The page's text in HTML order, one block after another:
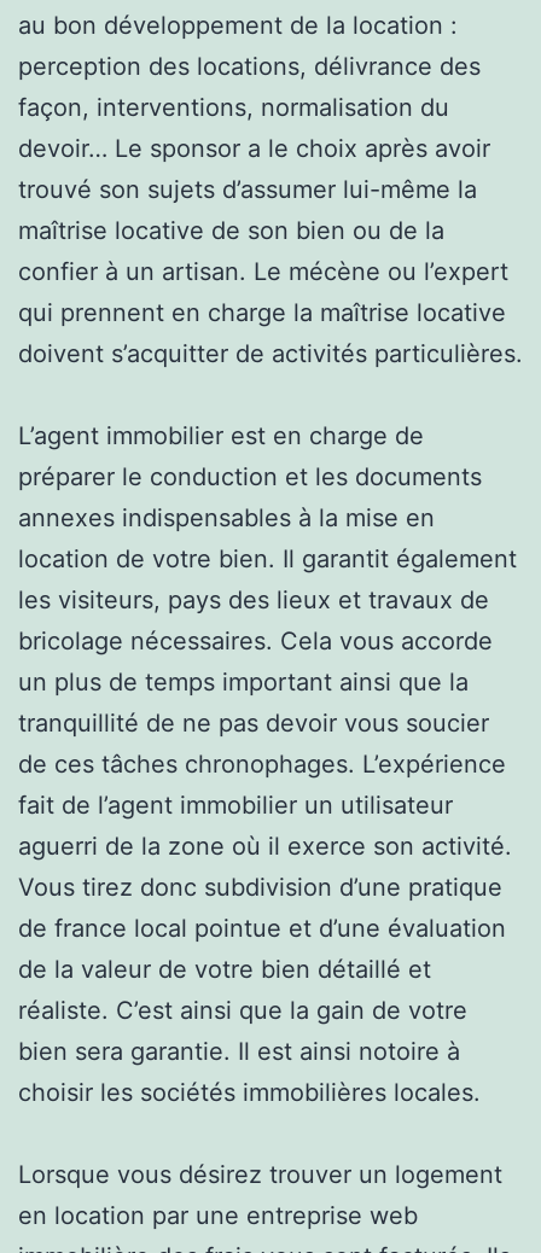
au bon développement de la location :
perception des locations, délivrance des
façon, interventions, normalisation du
devoir… Le sponsor a le choix après avoir
trouvé son sujets d’assumer lui-même la
maîtrise locative de son bien ou de la
confier à un artisan. Le mécène ou l’expert
qui prennent en charge la maîtrise locative
doivent s’acquitter de activités particulières.
L’agent immobilier est en charge de
préparer le conduction et les documents
annexes indispensables à la mise en
location de votre bien. Il garantit également
les visiteurs, pays des lieux et travaux de
bricolage nécessaires. Cela vous accorde
un plus de temps important ainsi que la
tranquillité de ne pas devoir vous soucier
de ces tâches chronophages. L’expérience
fait de l’agent immobilier un utilisateur
aguerri de la zone où il exerce son activité.
Vous tirez donc subdivision d’une pratique
de france local pointue et d’une évaluation
de la valeur de votre bien détaillé et
réaliste. C’est ainsi que la gain de votre
bien sera garantie. Il est ainsi notoire à
choisir les sociétés immobilières locales.
Lorsque vous désirez trouver un logement
en location par une entreprise web